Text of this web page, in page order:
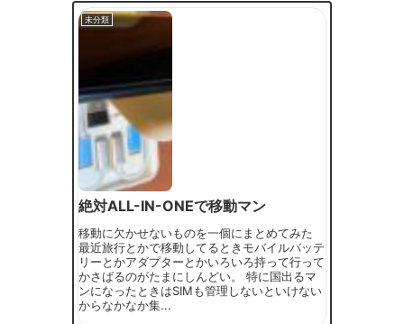
未分類
絶対ALL-IN-ONEで移動マン
移動に欠かせないものを一個にまとめてみた
最近旅行とかで移動してるときモバイルバッテ
リーとかアダプターとかいろいろ持って行って
かさばるのがたまにしんどい。 特に国出るマ
ンになったときはSIMも管理しないといけない
からなかなか集...